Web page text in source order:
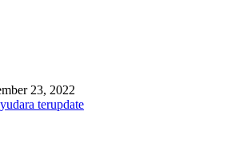
23, 2022
terupdate